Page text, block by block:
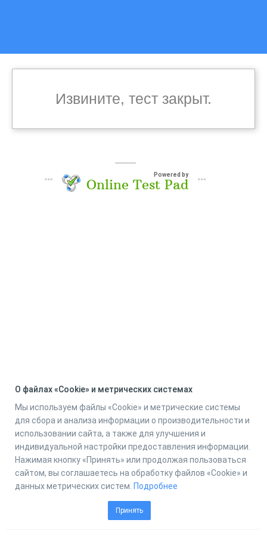
Извините, тест закрыт.
Powered by
Online Test Pad
О файлах «Cookie» и метрических системах
Мы используем файлы «Cookie» и метрические системы
для сбора и анализа информации о производительности и
использовании сайта, а также для улучшения и
индивидуальной настройки предоставления информации.
Нажимая кнопку «Принять» или продолжая пользоваться
сайтом, вы соглашаетесь на обработку файлов «Cookie» и
данных метрических систем. Подробнее
Принять